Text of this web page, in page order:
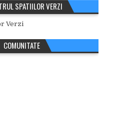
SPATIILOR VERZI
Verzi
COMUNITATE